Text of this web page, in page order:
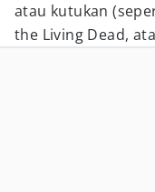
atau kutukan
the Living Dead,